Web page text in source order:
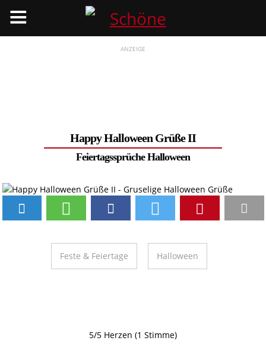
ANZEIGE
Happy Halloween Grüße II
Feiertagssprüche Halloween
Feste & Feiertage Halloween
5/5 Herzen (1 Stimme)